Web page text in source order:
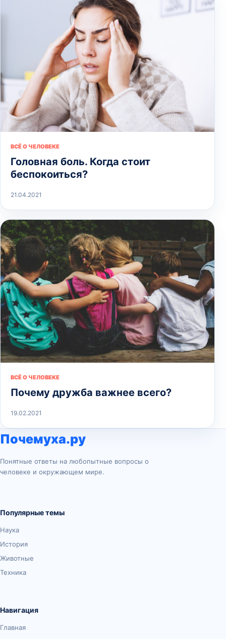
ВСЁ О ЧЕЛОВЕКЕ
Головная боль. Когда стоит
беспокоиться?
21.04.2021
ВСЁ О ЧЕЛОВЕКЕ
Почему дружба важнее всего?
19.02.2021
Почемуха.ру
Понятные ответы на любопытные вопросы о
человеке и окружающем мире.
Популярные темы
Наука
История
Животные
Техника
Навигация
Главная